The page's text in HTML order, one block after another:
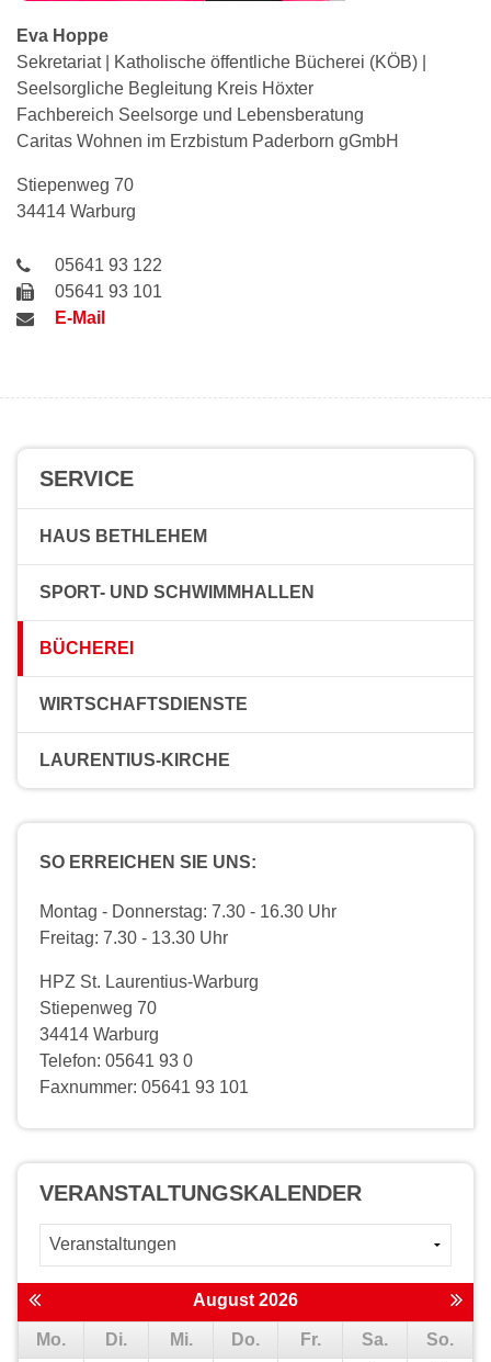
Eva Hoppe
Sekretariat | Katholische öffentliche Bücherei (KÖB) |
Seelsorgliche Begleitung Kreis Höxter
Fachbereich Seelsorge und Lebensberatung
Caritas Wohnen im Erzbistum Paderborn gGmbH
Stiepenweg 70
34414 Warburg
05641 93 122
05641 93 101
E-Mail
SERVICE
HAUS BETHLEHEM
SPORT- UND SCHWIMMHALLEN
BÜCHEREI
WIRTSCHAFTSDIENSTE
LAURENTIUS-KIRCHE
SO ERREICHEN SIE UNS:
Montag - Donnerstag: 7.30 - 16.30 Uhr
Freitag: 7.30 - 13.30 Uhr
HPZ St. Laurentius-Warburg
Stiepenweg 70
34414 Warburg
Telefon: 05641 93 0
Faxnummer: 05641 93 101
VERANSTALTUNGS­KALENDER
August 2026
Mo. Di. Mi. Do. Fr. Sa.
So.